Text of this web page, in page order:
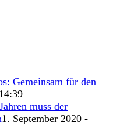
Gemeinsam für den
muss der
1. September 2020 -